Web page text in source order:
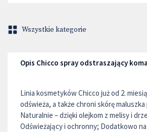
Wszystkie kategorie
Opis Chicco spray odstraszający
Linia kosmetyków Chicco już od 2.
odświeża, a także chroni skórę
Naturalnie – dzięki olejkom z melisy i
Odświeżający i ochronny; Dodatkowo